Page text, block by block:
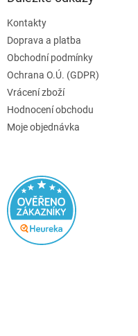
Kontakty
Doprava a platba
Obchodní podmínky
Ochrana O.Ú. (GDPR)
Vrácení zboží
Hodnocení obchodu
Moje objednávka